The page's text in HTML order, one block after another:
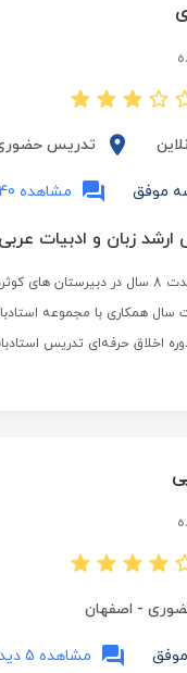
تدریس
موفق مشاهده 140 دیدگاه
ارشد زبان و ادبیات
و مهرآذین
همکاری با مجموعه
اخلاق حرفه‌ای تدریس
- اصفهان
مشاهده 5 دیدگاه